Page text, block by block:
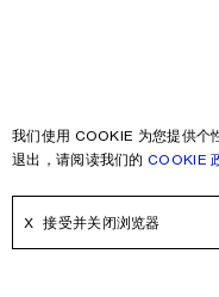
我们使用 COOKIE 为您提供个
退出，请阅读我们的COOKIE
接受并关闭浏览器